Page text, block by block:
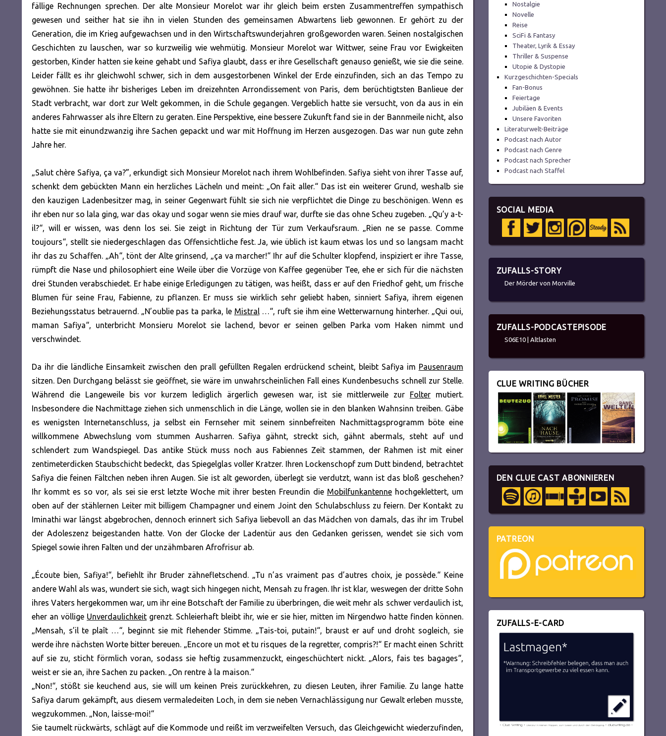
fällige Rechnungen sprechen. Der alte Monsieur Morelot war ihr gleich beim ersten Zusammentreffen sympathisch
gewesen und seither hat sie ihn in vielen Stunden des gemeinsamen Abwartens lieb gewonnen. Er gehört zu der
Generation, die im Krieg aufgewachsen und in den Wirtschaftswunderjahren großgeworden waren. Seinen nostalgischen
Geschichten zu lauschen, war so kurzweilig wie wehmütig. Monsieur Morelot war Wittwer, seine Frau vor Ewigkeiten
gestorben, Kinder hatten sie keine gehabt und Safiya glaubt, dass er ihre Gesellschaft genauso genießt, wie sie die seine.
Leider fällt es ihr gleichwohl schwer, sich in dem ausgestorbenen Winkel der Erde einzufinden, sich an das Tempo zu
gewöhnen. Sie hatte ihr bisheriges Leben im dreizehnten Arrondissement von Paris, dem berüchtigtsten Banlieue der
Stadt verbracht, war dort zur Welt gekommen, in die Schule gegangen. Vergeblich hatte sie versucht, von da aus in ein
anderes Fahrwasser als ihre Eltern zu geraten. Eine Perspektive, eine bessere Zukunft fand sie in der Bannmeile nicht, also
hatte sie mit einundzwanzig ihre Sachen gepackt und war mit Hoffnung im Herzen ausgezogen. Das war nun gute zehn
Jahre her.
„Salut chère Safiya, ça va?”, erkundigt sich Monsieur Morelot nach ihrem Wohlbefinden. Safiya sieht von ihrer Tasse auf,
schenkt dem gebückten Mann ein herzliches Lächeln und meint: „On fait aller.“ Das ist ein weiterer Grund, weshalb sie
den kauzigen Ladenbesitzer mag, in seiner Gegenwart fühlt sie sich nie verpflichtet die Dinge zu beschönigen. Wenn es
ihr eben nur so lala ging, war das okay und sogar wenn sie mies drauf war, durfte sie das ohne Scheu zugeben. „Qu’y a-t-
il?“, will er wissen, was denn los sei. Sie zeigt in Richtung der Tür zum Verkaufsraum. „Rien ne se passe. Comme
toujours“, stellt sie niedergeschlagen das Offensichtliche fest. Ja, wie üblich ist kaum etwas los und so langsam macht
ihr das zu Schaffen. „Ah“, tönt der Alte grinsend, „ça va marcher!“ Ihr auf die Schulter klopfend, inspiziert er ihre Tasse,
rümpft die Nase und philosophiert eine Weile über die Vorzüge von Kaffee gegenüber Tee, ehe er sich für die nächsten
drei Stunden verabschiedet. Er habe einige Erledigungen zu tätigen, was heißt, dass er auf den Friedhof geht, um frische
Blumen für seine Frau, Fabienne, zu pflanzen. Er muss sie wirklich sehr geliebt haben, sinniert Safiya, ihrem eigenen
Beziehungsstatus betrauernd. „N’oublie pas ta parka, le Mistral…“, ruft sie ihm eine Wetterwarnung hinterher. „Qui oui,
maman Safiya“, unterbricht Monsieru Morelot sie lachend, bevor er seinen gelben Parka vom Haken nimmt und
verschwindet.
Da ihr die ländliche Einsamkeit zwischen den prall gefüllten Regalen erdrückend scheint, bleibt Safiya im Pausenraum
sitzen. Den Durchgang belässt sie geöffnet, sie wäre im unwahrscheinlichen Fall eines Kundenbesuchs schnell zur Stelle.
Während die Langeweile bis vor kurzem lediglich ärgerlich gewesen war, ist sie mittlerweile zur Foltermutiert.
Insbesondere die Nachmittage ziehen sich unmenschlich in die Länge, wollen sie in den blanken Wahnsinn treiben. Gäbe
es wenigsten Internetanschluss, ja selbst ein Fernseher mit seinem sinnbefreiten Nachmittagsprogramm böte eine
willkommene Abwechslung vom stummen Ausharren. Safiya gähnt, streckt sich, gähnt abermals, steht auf und
schlendert zum Wandspiegel. Das antike Stück muss noch aus Fabiennes Zeit stammen, der Rahmen ist mit einer
zentimeterdicken Staubschicht bedeckt, das Spiegelglas voller Kratzer. Ihren Lockenschopf zum Dutt bindend, betrachtet
Safiya die feinen Fältchen neben ihren Augen. Sie ist alt geworden, überlegt sie verdutzt, wann ist das bloß geschehen?
Ihr kommt es so vor, als sei sie erst letzte Woche mit ihrer besten Freundin die Mobilfunkantennehochgeklettert, um
oben auf der stählernen Leiter mit billigem Champagner und einem Joint den Schulabschluss zu feiern. Der Kontakt zu
Iminathi war längst abgebrochen, dennoch erinnert sich Safiya liebevoll an das Mädchen von damals, das ihr im Trubel
der Adoleszenz beigestanden hatte. Von der Glocke der Ladentür aus den Gedanken gerissen, wendet sie sich vom
Spiegel sowie ihren Falten und der unzähmbaren Afrofrisur ab.
„Écoute bien, Safiya!“, befiehlt ihr Bruder zähnefletschend. „Tu n’as vraiment pas d’autres choix, je possède.“ Keine
andere Wahl als was, wundert sie sich, wagt sich hingegen nicht, Mensah zu fragen. Ihr ist klar, weswegen der dritte Sohn
ihres Vaters hergekommen war, um ihr eine Botschaft der Familie zu überbringen, die weit mehr als schwer verdaulich ist,
eher an völlige Unverdaulichkeitgrenzt. Schleierhaft bleibt ihr, wie er sie hier, mitten im Nirgendwo hatte finden können.
„Mensah, s’il te plaît …“, beginnt sie mit flehender Stimme. „Tais-toi, putain!“, braust er auf und droht sogleich, sie
werde ihre nächsten Worte bitter bereuen. „Encore un mot et tu risques de la regretter, compris?!“ Er macht einen Schritt
auf sie zu, sticht förmlich voran, sodass sie heftig zusammenzuckt, eingeschüchtert nickt. „Alors, fais tes bagages“,
weist er sie an, ihre Sachen zu packen. „On rentre à la maison.“
„Non!“, stößt sie keuchend aus, sie will um keinen Preis zurückkehren, zu diesen Leuten, ihrer Familie. Zu lange hatte
Safiya darum gekämpft, aus diesem vermaledeiten Loch, in dem sie neben Vernachlässigung nur Gewalt erleben musste,
wegzukommen. „Non, laisse-moi!“
Sie taumelt rückwärts, schlägt auf die Kommode und reißt im verzweifelten Versuch, das Gleichgewicht wiederzufinden,
Nostalgie
Novelle
Reise
SciFi & Fantasy
Theater, Lyrik & Essay
Thriller & Suspense
Utopie & Dystopie
Kurzgeschichten-Specials
Fan-Bonus
Feiertage
Jubiläen & Events
Unsere Favoriten
Literaturwelt-Beiträge
Podcast nach Autor
Podcast nach Genre
Podcast nach Sprecher
Podcast nach Staffel
SOCIAL MEDIA
ZUFALLS-STORY
Der Mörder von Morville
ZUFALLS-PODCASTEPISODE
S06E10 | Altlasten
CLUE WRITING BÜCHER
DEN CLUE CAST ABONNIEREN
PATREON
ZUFALLS-E-CARD